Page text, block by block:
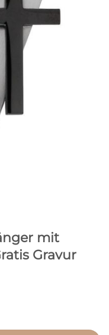
mit
Gravur
- inkl. Gratis Gravur